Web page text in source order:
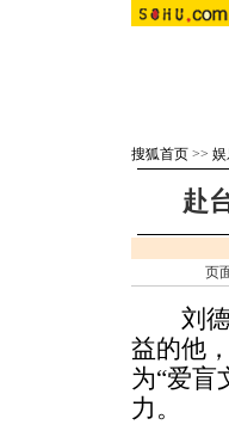
搜狐首页 >> 娱
赴
页
刘德
益的他
为“爱盲
力。